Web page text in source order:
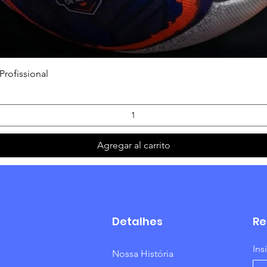
Agregar al carrito
Detalhes
Nossa História